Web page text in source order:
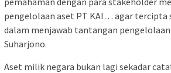
pengelolaan aset PT KAI… agar tercipta
dalam menjawab tantangan pengelolaan
Suharjono.
Aset milik negara bukan lagi sekadar